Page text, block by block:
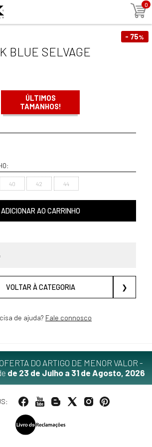
0
- 75%
BLUE SELVAGE
ÚLTIMOS
TAMANHOS!
40 42 44
ADICIONAR AO CARRINHO
VOLTAR À CATEGORIA ❯
de ajuda? Fale connosco
DO ARTIGO DE MENOR VALOR -
de 23 de Julho a 31 de Agosto, 2026